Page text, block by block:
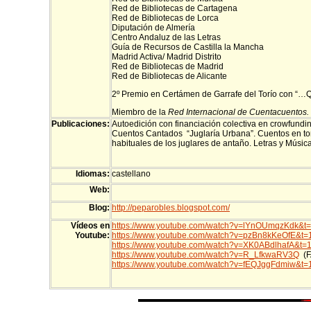
Red de Bibliotecas de Cartagena
Red de Bibliotecas de Lorca
Diputación de Almería
Centro Andaluz de las Letras
Guía de Recursos de Castilla la Mancha
Madrid Activa/ Madrid Distrito
Red de Bibliotecas de Madrid
Red de Bibliotecas de Alicante
2º Premio en Certámen de Garrafe del Torío con
Miembro de la Red Internacional de Cuentacuentos.
Publicaciones: Autoedición con financiación colectiva en
Cuentos Cantados “Juglaría Urbana”. Cuentos en
habituales de los juglares de antaño. Letras y
Idiomas: castellano
Web:
Blog: http://peparobles.blogspot.com/
Vídeos en
Youtube:
https://www.youtube.com/
https://www.youtube.com/
https://www.youtube.com/
https://www.youtube.com/watch?v=R_LfkwaRV3Q
https://www.youtube.com/